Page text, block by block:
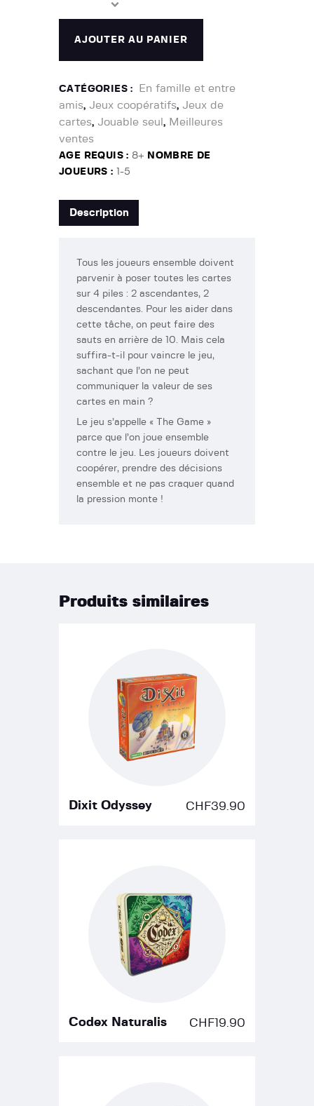
AJOUTER AU PANIER
CATÉGORIES :
En famille et entre
amis, Jeux coopératifs, Jeux de
cartes, Jouable seul , Meilleures
ventes
AGE REQUIS : 8+ NOMBRE DE
JOUEURS :1-5
Description
Tous les joueurs ensemble doivent
parvenir à poser toutes les cartes
sur 4 piles : 2 ascendantes, 2
descendantes. Pour les aider dans
cette tâche, on peut faire des
sauts en arrière de 10. Mais cela
suffira-t-il pour vaincre le jeu,
sachant que l’on ne peut
communiquer la valeur de ses
cartes en main ?
Le jeu s’appelle « The Game »
parce que l’on joue ensemble
contre le jeu. Les joueurs doivent
coopérer, prendre des décisions
ensemble et ne pas craquer quand
la pression monte !
Produits similaires
Dixit Odyssey CHF39.90
Codex Naturalis CHF19.90